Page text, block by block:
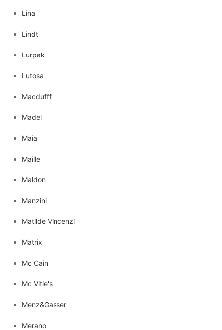
Lina
Lindt
Lurpak
Lutosa
Macdufff
Madel
Maia
Maille
Maldon
Manzini
Matilde Vincenzi
Matrix
Mc Cain
Mc Vitie's
Menz&Gasser
Merano